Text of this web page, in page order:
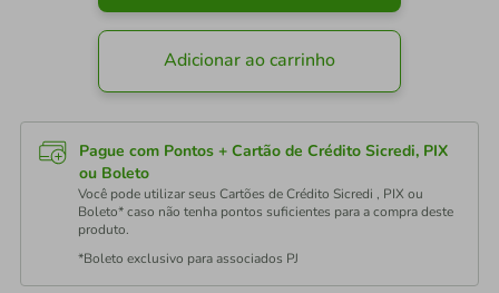
Adicionar ao carrinho
Pague com Pontos + Cartão de Crédito Sicredi, PIX
ou Boleto
Você pode utilizar seus Cartões de Crédito Sicredi , PIX ou
Boleto* caso não tenha pontos suficientes para a compra deste
produto.
*Boleto exclusivo para associados PJ